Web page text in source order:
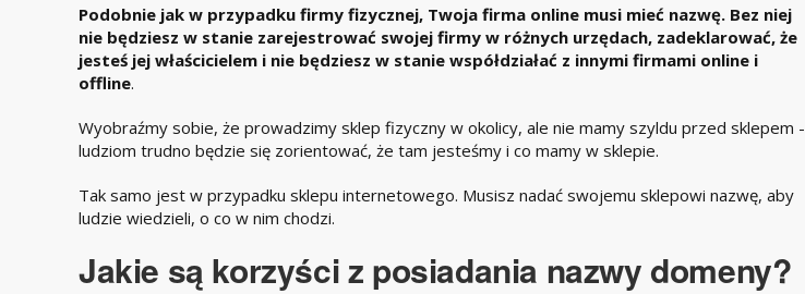
Podobnie jak w przypadku firmy fizycznej, Twoja firma online musi mieć nazwę. Bez niej
nie będziesz w stanie zarejestrować swojej firmy w różnych urzędach, zadeklarować, że
jesteś jej właścicielem i nie będziesz w stanie współdziałać z innymi firmami online i
offline.
Wyobraźmy sobie, że prowadzimy sklep fizyczny w okolicy, ale nie mamy szyldu przed sklepem -
ludziom trudno będzie się zorientować, że tam jesteśmy i co mamy w sklepie.
Tak samo jest w przypadku sklepu internetowego. Musisz nadać swojemu sklepowi nazwę, aby
ludzie wiedzieli, o co w nim chodzi.
Jakie są korzyści z posiadania nazwy domeny?